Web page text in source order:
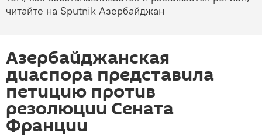
читайте на Sputnik Азербайджан
Азербайджанская
диаспора представила
петицию против
резолюции Сената
Франции